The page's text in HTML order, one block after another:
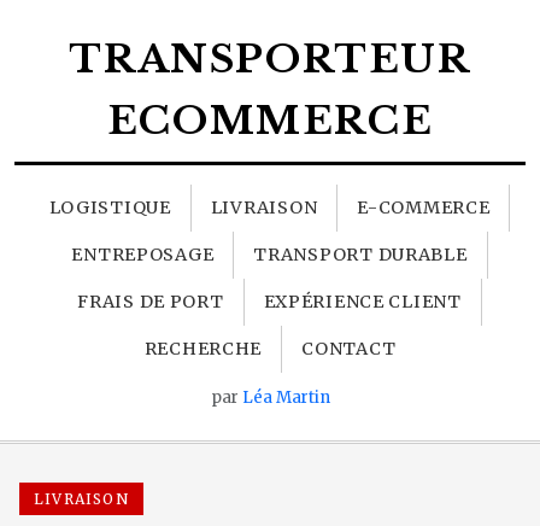
TRANSPORTEUR
ECOMMERCE
LOGISTIQUE LIVRAISON E-COMMERCE
ENTREPOSAGE TRANSPORT DURABLE
FRAIS DE PORT EXPÉRIENCE CLIENT
RECHERCHE CONTACT
par Léa Martin
LIVRAISON